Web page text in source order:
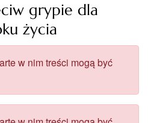
grypie dla
życia
w nim treści mogą być